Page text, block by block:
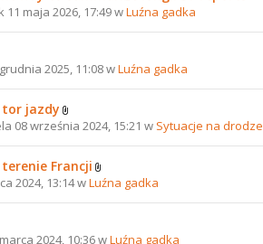
11 maja 2026, 17:49 wLuźna gadka
2025, 11:08 wLuźna gadka
tor jazdy
08 września 2024, 15:21 w Sytuacje na drodze
Francji
2024, 13:14 wLuźna gadka
2024, 10:36 wLuźna gadka